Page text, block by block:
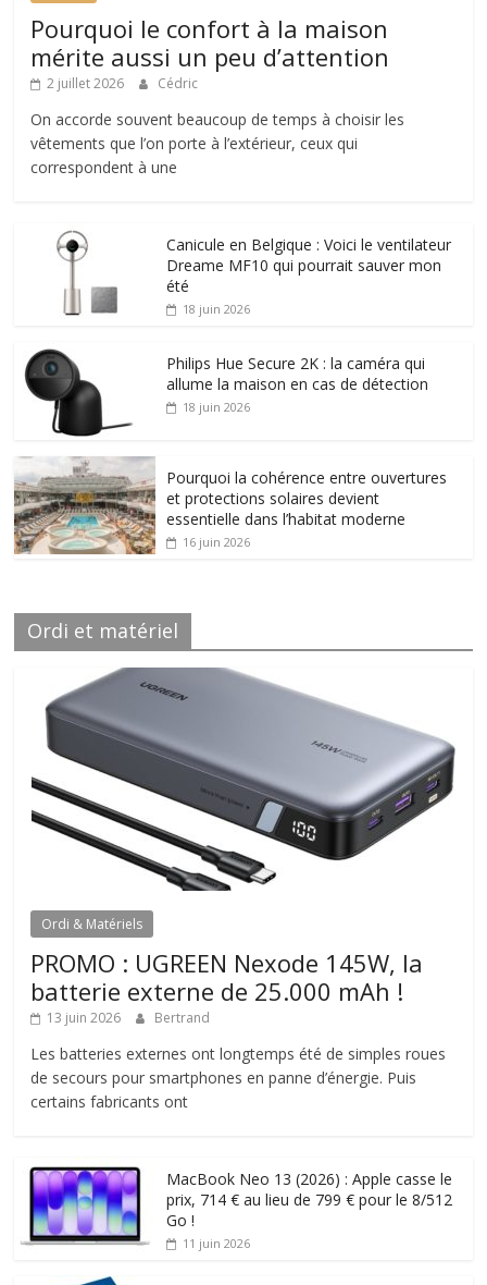
Pourquoi le confort à la maison
mérite aussi un peu d’attention
2 juillet 2026 Cédric
On accorde souvent beaucoup de temps à choisir les
vêtements que l’on porte à l’extérieur, ceux qui
correspondent à une
Canicule en Belgique : Voici le ventilateur
Dreame MF10 qui pourrait sauver mon
été
18 juin 2026
Philips Hue Secure 2K : la caméra qui
allume la maison en cas de détection
18 juin 2026
Pourquoi la cohérence entre ouvertures
et protections solaires devient
essentielle dans l’habitat moderne
16 juin 2026
Ordi et matériel
Ordi & Matériels
PROMO : UGREEN Nexode 145W, la
batterie externe de 25.000 mAh !
13 juin 2026 Bertrand
Les batteries externes ont longtemps été de simples roues
de secours pour smartphones en panne d’énergie. Puis
certains fabricants ont
MacBook Neo 13 (2026) : Apple casse le
prix, 714 € au lieu de 799 € pour le 8/512
Go !
11 juin 2026